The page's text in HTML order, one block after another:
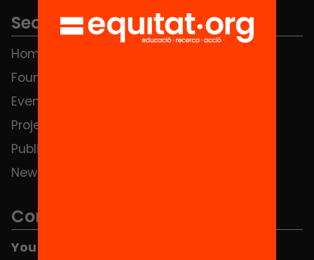
Sections
Home
Foundation
Events
Projects
Publications and videos
News
Contact
You can find us at the Social HUB